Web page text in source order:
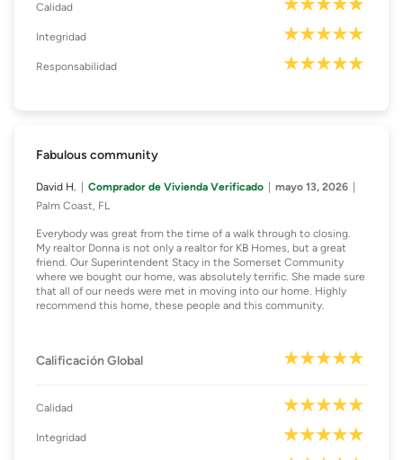
Calidad
Integridad
Responsabilidad
Fabulous community
David H. Comprador de Vivienda Verificado
mayo 13, 2026
Palm Coast, FL
Everybody was great from the time of a walk through to closing.
My realtor Donna is not only a realtor for KB Homes, but a great
friend. Our Superintendent Stacy in the Somerset Community
where we bought our home, was absolutely terrific. She made sure
that all of our needs were met in moving into our home. Highly
recommend this home, these people and this community.
Calificación Global
Calidad
Integridad